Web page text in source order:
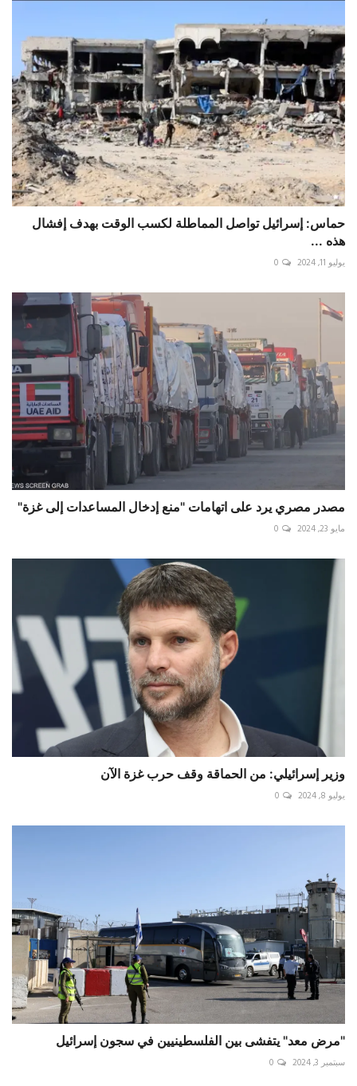
حماس: إسرائيل تواصل المماطلة لكسب الوقت بهدف إفشال
هذه ...
يوليو 11, 2024 0
مصدر مصري يرد على اتهامات "منع إدخال المساعدات إلى غزة"
مايو 23, 2024 0
وزير إسرائيلي: من الحماقة وقف حرب غزة الآن
يوليو 8, 2024 0
"مرض معد" يتفشى بين الفلسطينيين في سجون إسرائيل
سبتمبر 3, 2024 0